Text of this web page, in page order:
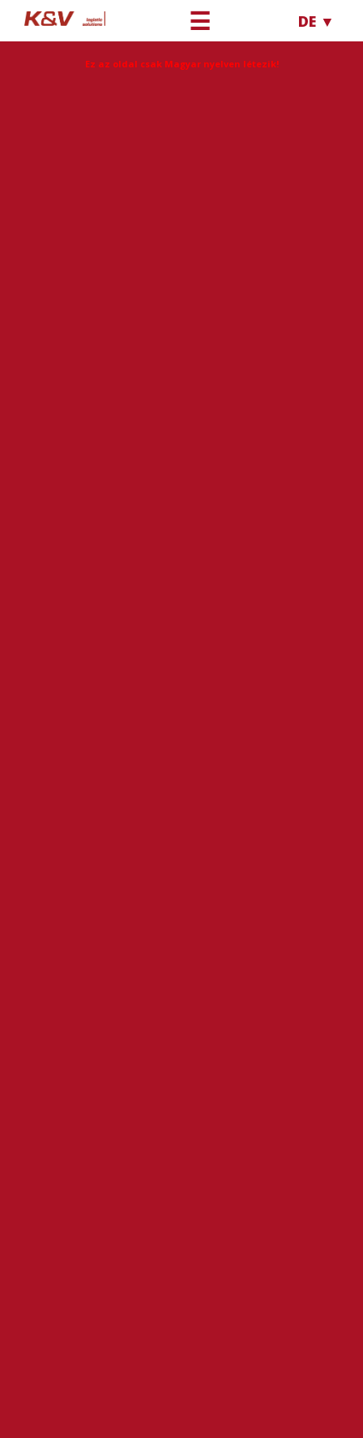
☰ DE ▼
Ez az oldal csak Magyar nyelven létezik!